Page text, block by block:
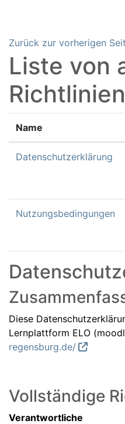
Zurück zur vorherigen
Liste von
Richtlinien
Name
Datenschutzerklärung
Nutzungsbedingungen
Diese
Lernplattform ELO
regensburg.de/
Vollständige
Verantwortliche